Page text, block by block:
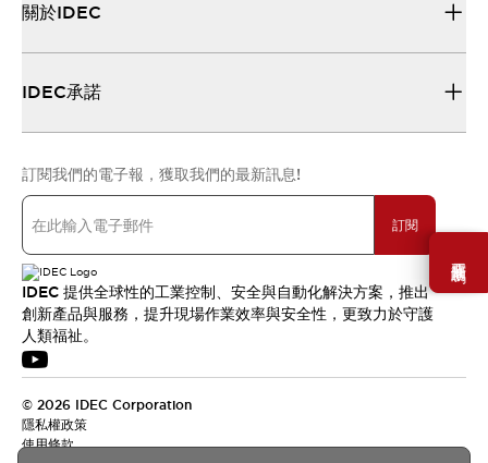
需要幫助嗎？
關於IDEC
IDEC承諾
訂閱我們的電子報，獲取我們的最新訊息!
訂閱
IDEC 提供全球性的工業控制、安全與自動化解決方案，推出
創新產品與服務，提升現場作業效率與安全性，更致力於守護
人類福祉。
© 2026 IDEC Corporation
隱私權政策
使用條款